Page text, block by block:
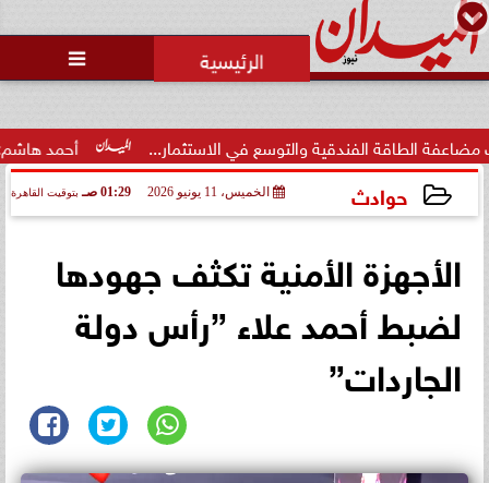

أحمد هاشم: الإعلام الفندقية والتوسع في الاستثمار...
حوادث الخميس، 11 يونيو 2026 01:29 صـ بتوقيت القاهرة
الأجهزة الأمنية تكثف جهودها
لضبط أحمد علاء ”رأس دولة
الجاردات”